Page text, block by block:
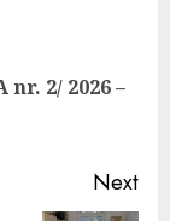
2/ 2026 –
Next